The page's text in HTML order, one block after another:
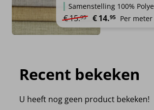
Samenstelling 100%
€15.95 Oorspronkelijke
€14.95 Huidige
Per meter
Recent bekeken
U heeft nog geen product bekeken!